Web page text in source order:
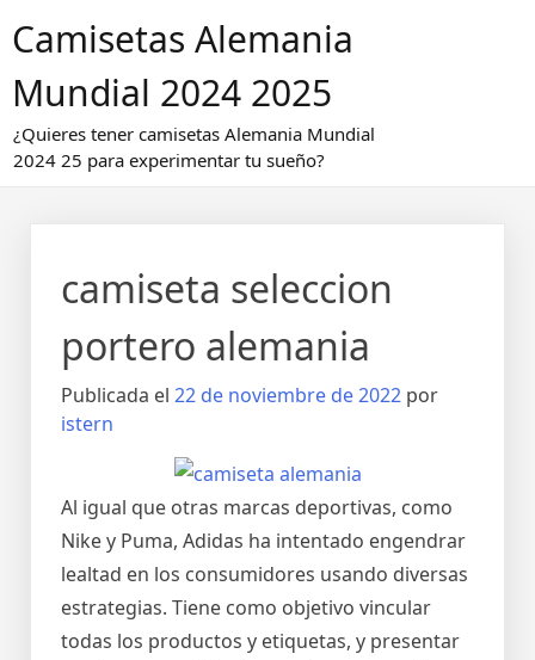
alCamisetas Alemania
Mundial 2024 2025
¿Quieres tener camisetas Alemania Mundial
2024 25 para experimentar tu sueño?
camiseta seleccion
portero alemania
Publicada el 22 de noviembre de 2022 por
istern
Al igual que otras marcas deportivas, como
Nike y Puma, Adidas ha intentado engendrar
lealtad en los consumidores usando diversas
estrategias. Tiene como objetivo vincular
todas los productos y etiquetas, y presentar